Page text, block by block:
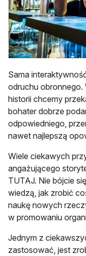
Sama
odruchu obronnego.
historii chcemy
bohater dobrze
odpowiedniego,
nawet najlepszą
Wiele ciekawych
angażującego
TUTAJ. Nie bójcie
wiedzą, jak zrobić
naukę nowych
w promowaniu
Jednym z
zastosować, jest